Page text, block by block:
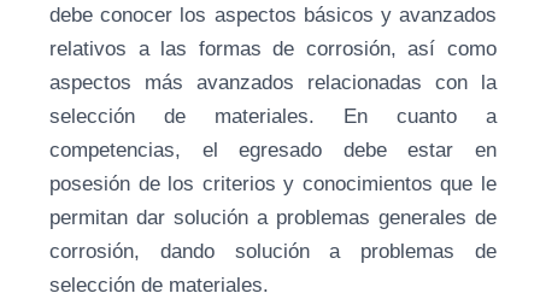
debe conocer los aspectos básicos y avanzados
relativos a las formas de corrosión, así como
aspectos más avanzados relacionadas con la
selección de materiales. En cuanto a
competencias, el egresado debe estar en
posesión de los criterios y conocimientos que le
permitan dar solución a problemas generales de
corrosión, dando solución a problemas de
selección de materiales.